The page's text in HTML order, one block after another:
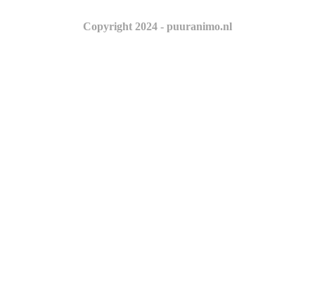
Copyright 2024 - puuranimo.nl